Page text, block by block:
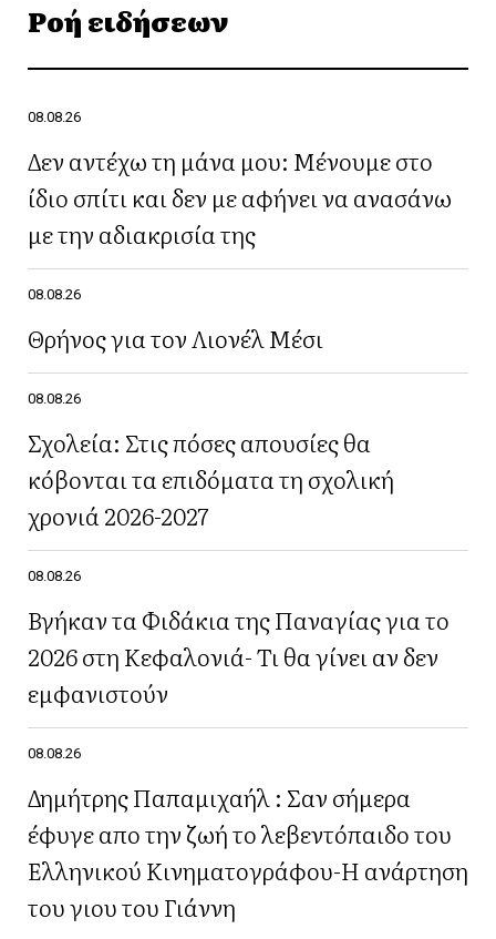
Ροή ειδήσεων
08.08.26
Δεν αντέχω τη μάνα μου: Μένουμε στο
ίδιο σπίτι και δεν με αφήνει να ανασάνω
με την αδιακρισία της
08.08.26
Θρήνος για τον Λιονέλ Μέσι
08.08.26
Σχολεία: Στις πόσες απουσίες θα
κόβονται τα επιδόματα τη σχολική
χρονιά 2026-2027
08.08.26
Βγήκαν τα Φιδάκια της Παναγίας για το
2026 στη Κεφαλονιά- Τι θα γίνει αν δεν
εμφανιστούν
08.08.26
Δημήτρης Παπαμιχαήλ : Σαν σήμερα
έφυγε απο την ζωή το λεβεντόπαιδο του
Ελληνικού Κινηματογράφου-Η ανάρτηση
του γιου του Γιάννη